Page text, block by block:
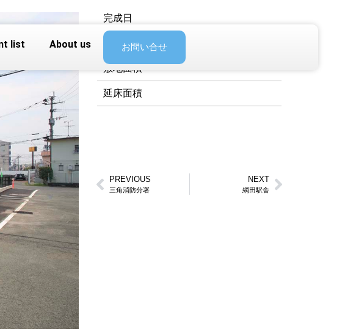
list About us お問い合せ
完成日
所在地
敷地面積
延床面積
PREVIOUS
三角消防分署
NEXT
網田駅舎